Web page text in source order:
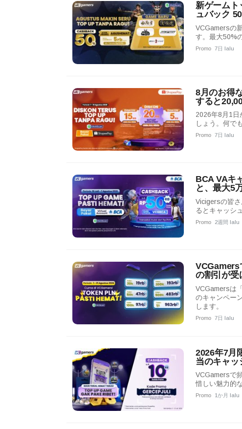
新ゲームト
ュバック
VCGamersの
す。最大50%
Promo 7日 lalu
8月のお得
すると
2026年8月1日
しょう。何で
Promo 7日 lalu
BCA VAキ
と、最大5
Vicigersの皆
るとキャッシ
Promo 2週間 lalu
VCGamers
の割引が受
VCGamersは
のキャンペー
します。
Promo 7日 lalu
2026年7月
当のキャッ
VCGamersで
惜しい魅力的
Promo 1か月 lalu